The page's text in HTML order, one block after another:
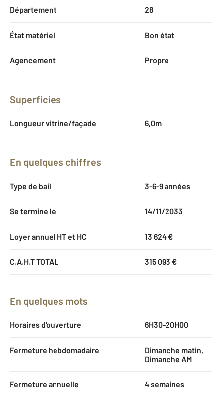
Département 28
État matériel Bon état
Agencement Propre
Superficies
Longueur vitrine/façade 6,0m
En quelques chiffres
Type de bail 3-6-9 années
Se termine le 14/11/2033
Loyer annuel HT et HC 13 624 €
C.A.H.T TOTAL 315 093 €
En quelques mots
Horaires d'ouverture 6H30-20H00
Fermeture hebdomadaire
Dimanche matin,
Dimanche AM
Fermeture annuelle 4 semaines